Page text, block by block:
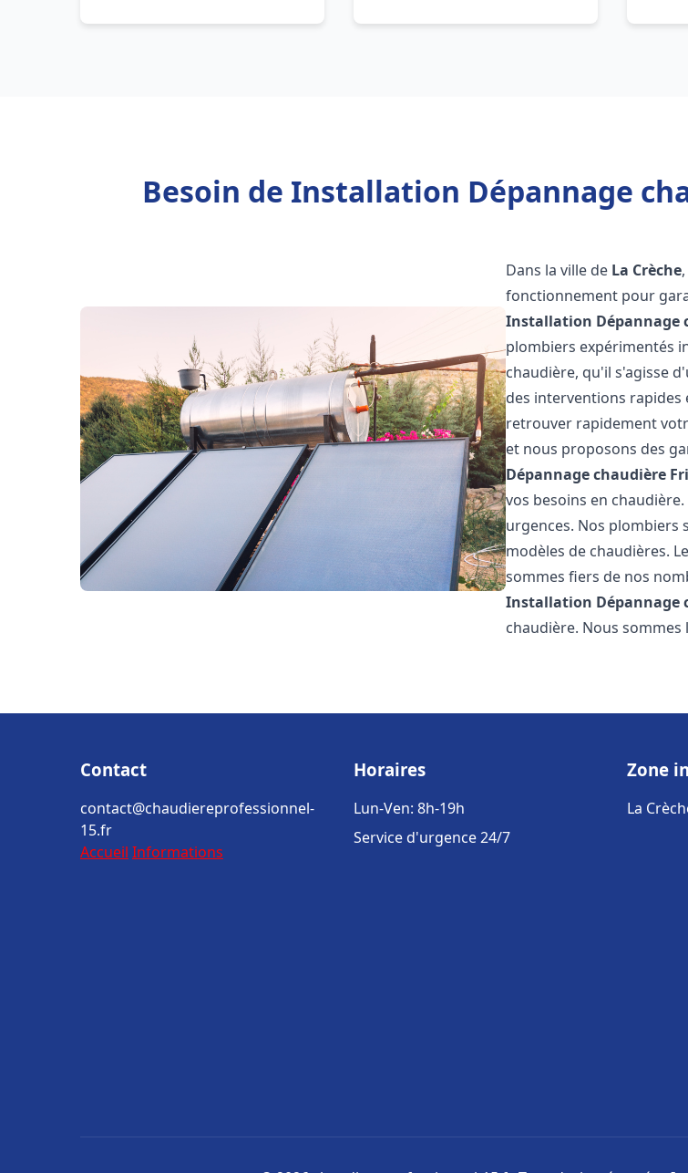
Besoin de Installation Dépannage
Dans la ville de La Crèche
fonctionnement pour
Installation Dépannage
plombiers expérimentés
chaudière, qu'il s'agisse
des interventions
retrouver rapidement
et nous proposons des
Dépannage chaudière
vos besoins en
urgences. Nos
modèles de chaudières.
sommes fiers de nos
Installation Dépannage
chaudière. Nous sommes
Contact
contact@chaudiereprofessionnel-
15.fr
Accueil Informations
Horaires
Lun-Ven: 8h-19h
Service d'urgence 24/7
Zone
La